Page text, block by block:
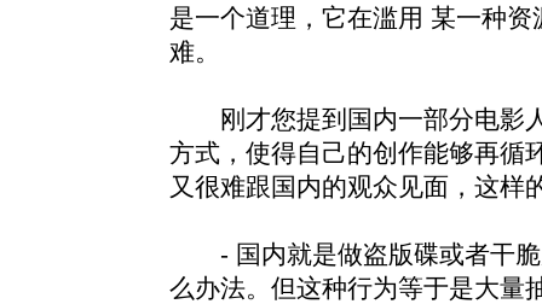
是一个道理，它在滥用 某一种
难。
刚才您提到国内一部分电影
方式，使得自己的创作能够再循
又很难跟国内的观众见面，这样
- 国内就是做盗版碟或者干脆
么办法。但这种行为等于是大量